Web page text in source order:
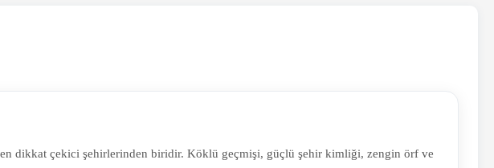
dikkat çekici şehirlerinden biridir. Köklü geçmişi, güçlü şehir kimliği, zengin örf ve